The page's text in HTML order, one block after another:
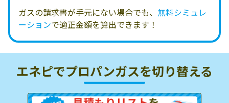
ガスの請求書が手元にない場合でも、 無料シミュレ
ーションで適正金額を算出できます！
エネピでプロパンガスを切り替える